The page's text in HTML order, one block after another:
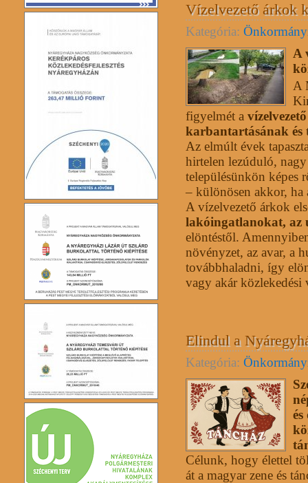
Vízelvezető árkok
Kategória:
A
A
figyelmét a
karbantartásának és
Az elmúlt évek
hirtelen lezúduló,
településünkön
– különösen akkor,
A vízelvezető árkok
lakóingatlanokat, az
elöntéstől.
növényzet, az avar, a
továbbhaladni, így
vagy akár közlekedési
Elindul a
Kategória:
Célunk, hogy élettel
át a magyar zene és